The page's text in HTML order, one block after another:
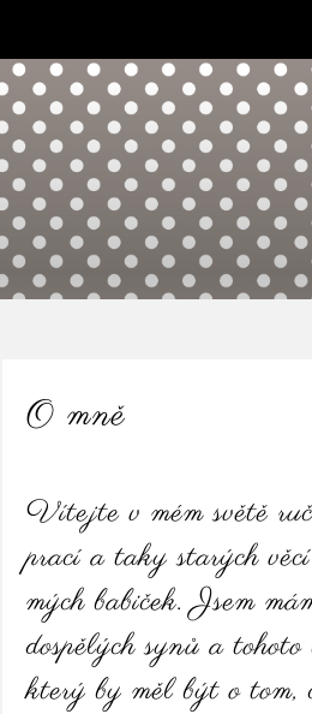
O mně
Vítejte v mém světě
prací a taky starých
mých babiček. Jsem
dospělých synů a tohoto
který by měl být o tom,